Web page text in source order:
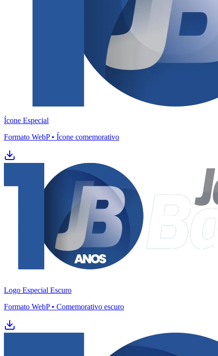
Ícone Especial
Formato WebP • Ícone comemorativo
Logo Especial Escuro
Formato WebP • Comemorativo escuro